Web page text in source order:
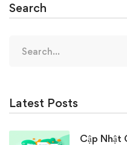
Search
for:
Latest Posts
Cập Nhật